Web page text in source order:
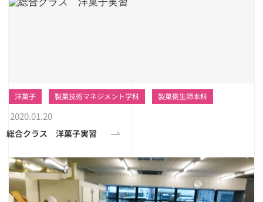
洋菓子 製菓技術マネジメント学科 製菓衛生師本科
2020.01.20
総合クラス 洋菓子実習